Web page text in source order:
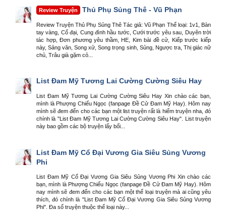
Review Truyện Thủ Phụ Sủng Thê - Vũ Phạn
Review Truyện Thủ Phụ Sủng Thê Tác giả: Vũ Phạn Thể loại: 1v1, Bàn
tay vàng, Cổ đại, Cung đình hầu tước, Cưới trước yêu sau, Duyên trời
tác hợp, Đơn phương yêu thầm, HE, Kim bài đề cử, Kiếp trước kiếp
này, Sảng văn, Song xử, Song trọng sinh, Sủng, Ngược tra, Thị giác nữ
chủ, Trâu già gặm cỏ...
List Đam Mỹ Tương Lai Cường Cường Siêu Hay
List Đam Mỹ Tương Lai Cường Cường Siêu Hay Xin chào các bạn,
mình là Phượng Chiếu Ngọc (fanpage Đề Cử Đam Mỹ Hay). Hôm nay
mình sẽ đem đến cho các bạn một list truyện rất là hiếm truyện nha, đó
chính là "List Đam Mỹ Tương Lai Cường Cường Siêu Hay". List truyện
này bao gồm các bộ truyện lấy bối...
List Đam Mỹ Cổ Đại Vương Gia Siêu Sủng Vương
Phi
List Đam Mỹ Cổ Đại Vương Gia Siêu Sủng Vương Phi Xin chào các
bạn, mình là Phượng Chiếu Ngọc (fanpage Đề Cử Đam Mỹ Hay). Hôm
nay mình sẽ đem đến cho các bạn một thể loại truyện mà ai cũng yêu
thích, đó chính là "List Đam Mỹ Cổ Đại Vương Gia Siêu Sủng Vương
Phi". Đa số truyện thuộc thể loại này...